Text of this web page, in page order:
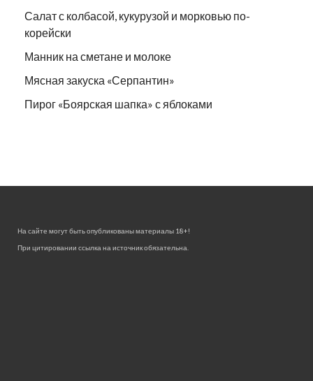
Салат с колбасой, кукурузой и морковью по-
корейски
Манник на сметане и молоке
Мясная закуска «Серпантин»
Пирог «Боярская шапка» с яблоками
На сайте могут быть опубликованы материалы 18+!
При цитировании ссылка на источник обязательна.